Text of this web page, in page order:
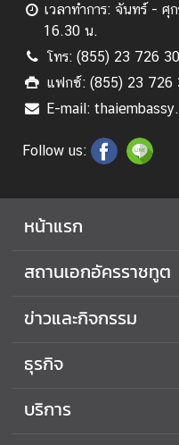
แ
ล
กิ
จ
ร
ร
จ
ข้
มู
เวลาทำการ: จันทร์ -
16.30 น.
โทร: (855) 23 726
แฟกซ์: (855) 23 726
E-mail:
Follow us:
หน้าแรก
สถานเอกอัครราชทูต
ข่าวและกิจกรรม
ธุรกิจ
บริการ